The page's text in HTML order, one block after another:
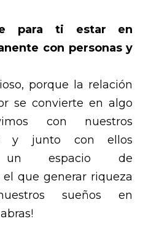
para ti estar en
con personas y
porque la relación
se convierte en algo
con nuestros
y junto con ellos
un espacio de
que generar riqueza
sueños en